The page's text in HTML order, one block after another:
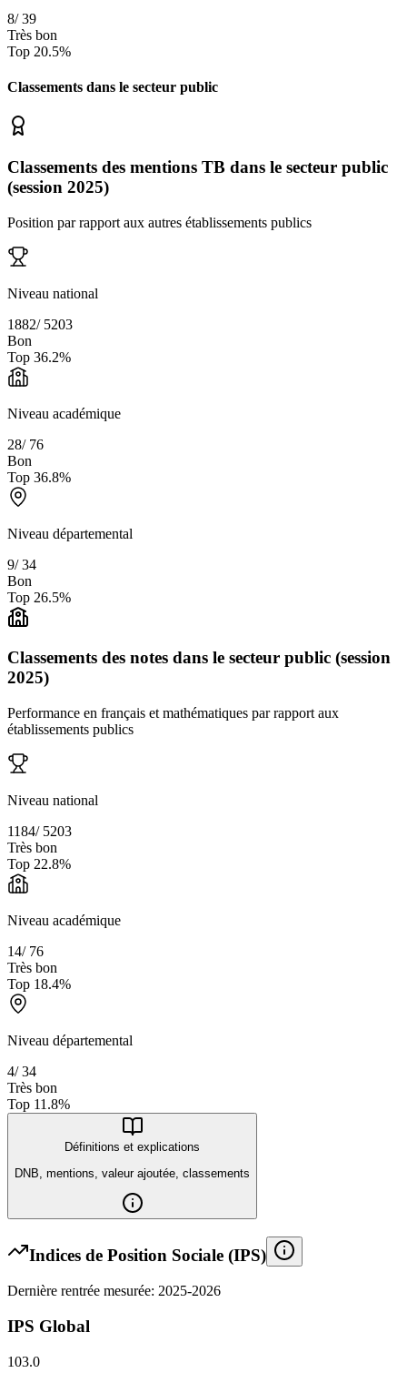
8/39
Très bon
Top 20.5%
Classements dans le secteur public
Classements des mentions TB dans le secteur public
(session 2025)
Position par rapport aux autres établissements publics
Niveau national
1882/ 5203
Bon
Top 36.2%
Niveau académique
28/ 76
Bon
Top 36.8%
Niveau départemental
9/34
Bon
Top 26.5%
Classements des notes dans le secteur public (session
2025)
Performance en français et mathématiques par rapport aux
établissements publics
Niveau national
1184/ 5203
Très bon
Top 22.8%
Niveau académique
14/ 76
Très bon
Top 18.4%
Niveau départemental
4/34
Très bon
Top 11.8%
Définitions et explications
DNB, mentions, valeur ajoutée, classements
Indices de Position Sociale (IPS)
Dernière rentrée mesurée: 2025-2026
IPS Global
103.0